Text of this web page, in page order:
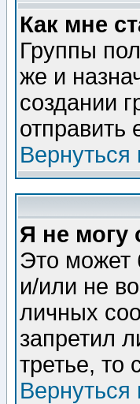
Как мне
Группы
же и
создании
Вернуться
Я не могу
Это может
и/или не
личных
запретил
третье, то
Вернуться